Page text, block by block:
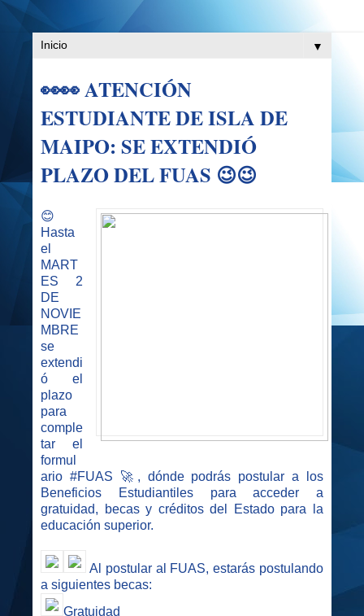
▼
👀👀 ATENCIÓN
ESTUDIANTE DE ISLA DE
MAIPO: SE EXTENDIÓ
PLAZO DEL FUAS 😉😉
😊
Hasta
el
MART
ES 2
DE
NOVIE
MBRE
se
extendi
ó el
plazo
para
comple
tar el
formul
ario #FUAS 🚀, dónde podrás postular a los
Beneficios Estudiantiles para acceder a
gratuidad, becas y créditos del Estado para la
educación superior.
Al postular al FUAS, estarás postulando
a siguientes becas:
Gratuidad